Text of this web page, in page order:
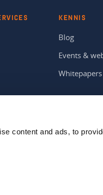
content and ads, to
KENNIS
Blog
Events &